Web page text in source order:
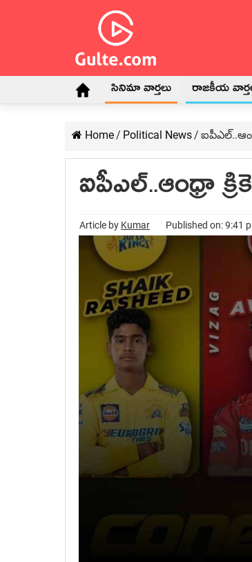
సినిమా వార్తలు రాజకీయ
Home/ Political News/
ఐపీఎల్..ఆంధ్రా
Article by Kumar Published on: 9:41